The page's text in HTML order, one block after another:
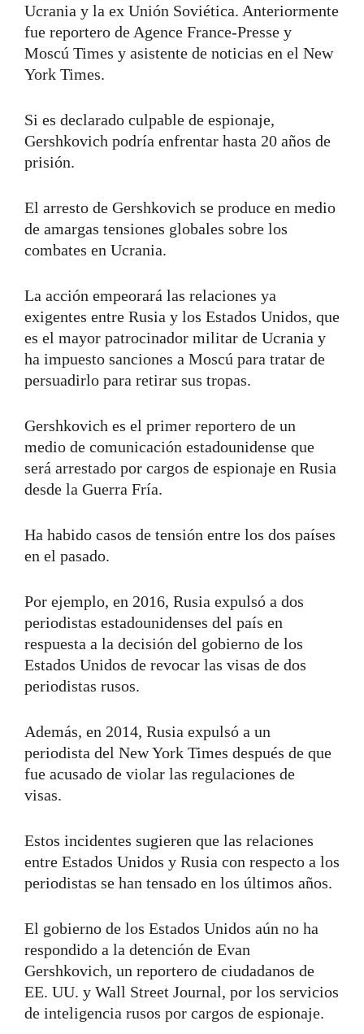
Ucrania y la ex Unión Soviética. Anteriormente
fue reportero de Agence France-Presse y
Moscú Times y asistente de noticias en el New
York Times.
Si es declarado culpable de espionaje,
Gershkovich podría enfrentar hasta 20 años de
prisión.
El arresto de Gershkovich se produce en medio
de amargas tensiones globales sobre los
combates en Ucrania.
La acción empeorará las relaciones ya
exigentes entre Rusia y los Estados Unidos, que
es el mayor patrocinador militar de Ucrania y
ha impuesto sanciones a Moscú para tratar de
persuadirlo para retirar sus tropas.
Gershkovich es el primer reportero de un
medio de comunicación estadounidense que
será arrestado por cargos de espionaje en Rusia
desde la Guerra Fría.
Ha habido casos de tensión entre los dos países
en el pasado.
Por ejemplo, en 2016, Rusia expulsó a dos
periodistas estadounidenses del país en
respuesta a la decisión del gobierno de los
Estados Unidos de revocar las visas de dos
periodistas rusos.
Además, en 2014, Rusia expulsó a un
periodista del New York Times después de que
fue acusado de violar las regulaciones de
visas.
Estos incidentes sugieren que las relaciones
entre Estados Unidos y Rusia con respecto a los
periodistas se han tensado en los últimos años.
El gobierno de los Estados Unidos aún no ha
respondido a la detención de Evan
Gershkovich, un reportero de ciudadanos de
EE. UU. y Wall Street Journal, por los servicios
de inteligencia rusos por cargos de espionaje.